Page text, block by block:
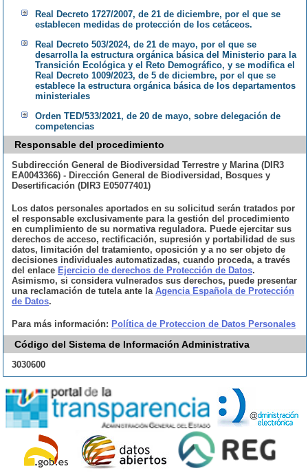
Real Decreto 1727/2007, de 21 de diciembre, por el que se
establecen medidas de protección de los cetáceos.
Real Decreto 503/2024, de 21 de mayo, por el que se
desarrolla la estructura orgánica básica del Ministerio para la
Transición Ecológica y el Reto Demográfico, y se modifica el
Real Decreto 1009/2023, de 5 de diciembre, por el que se
establece la estructura orgánica básica de los departamentos
ministeriales
Orden TED/533/2021, de 20 de mayo, sobre delegación de
competencias
Responsable del procedimiento
Subdirección General de Biodiversidad Terrestre y Marina (DIR3
EA0043366) - Dirección General de Biodiversidad, Bosques y
Desertificación (DIR3 E05077401)
Los datos personales aportados en su solicitud serán tratados por
el responsable exclusivamente para la gestión del procedimiento
en cumplimiento de su normativa reguladora. Puede ejercitar sus
derechos de acceso, rectificación, supresión y portabilidad de sus
datos, limitación del tratamiento, oposición y a no ser objeto de
decisiones individuales automatizadas, cuando proceda, a través
del enlace Ejercicio de derechos de Protección de Datos.
Asimismo, si considera vulnerados sus derechos, puede presentar
una reclamación de tutela ante la Agencia Española de Protección
de Datos.
Para más información: Política de Proteccion de Datos Personales
Código del Sistema de Información Administrativa
3030600